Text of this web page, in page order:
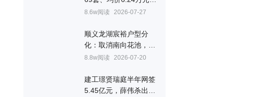
㎡
8.6w阅读 2026-07-27
顺义龙湖宸裕户型分
化：取消南向花池，全
景舱边厅成最大看点
8.8w阅读 2026-07-20
建工璟贤瑞庭半年网签
5.45亿元，薛伟杀出重